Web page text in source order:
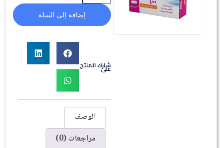
إضافة إلى السلة
شارك المنتج
على
الوصف
مراجعات (0)